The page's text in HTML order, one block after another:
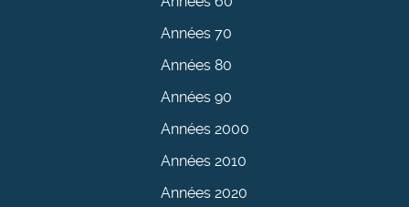
Années 70
Années 80
Années 90
Années 2000
Années 2010
Années 2020